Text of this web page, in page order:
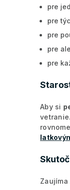
pre
pre
pre
pre
pre
Aby si
vetranie.